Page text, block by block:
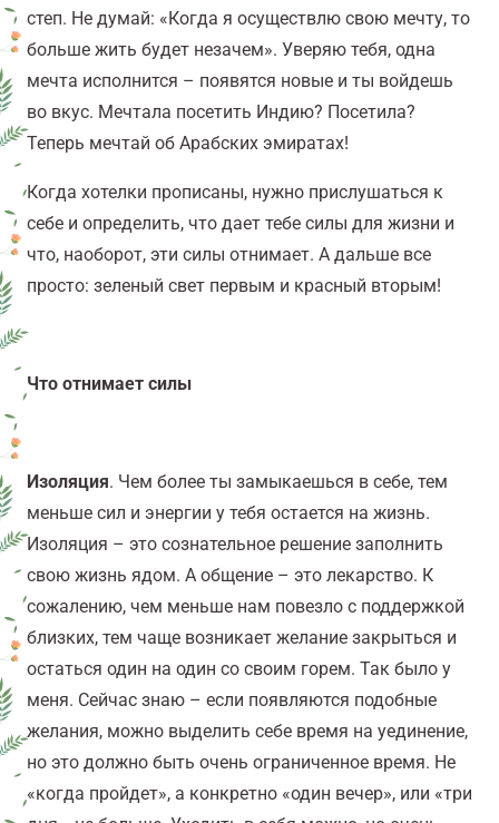
степ. Не думай: «Когда я осуществлю свою мечту, то
больше жить будет незачем». Уверяю тебя, одна
мечта исполнится – появятся новые и ты войдешь
во вкус. Мечтала посетить Индию? Посетила?
Теперь мечтай об Арабских эмиратах!
Когда хотелки прописаны, нужно прислушаться к
себе и определить, что дает тебе силы для жизни и
что, наоборот, эти силы отнимает. А дальше все
просто: зеленый свет первым и красный вторым!
Что отнимает силы
Изоляция. Чем более ты замыкаешься в себе, тем
меньше сил и энергии у тебя остается на жизнь.
Изоляция – это сознательное решение заполнить
свою жизнь ядом. А общение – это лекарство. К
сожалению, чем меньше нам повезло с поддержкой
близких, тем чаще возникает желание закрыться и
остаться один на один со своим горем. Так было у
меня. Сейчас знаю – если появляются подобные
желания, можно выделить себе время на уединение,
но это должно быть очень ограниченное время. Не
«когда пройдет», а конкретно «один вечер», или «три